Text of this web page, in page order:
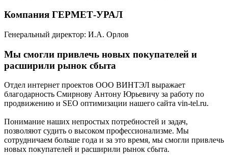
Компания ГЕРМЕТ-УРАЛ
Генеральный директор: И.А. Орлов
Мы смогли привлечь новых покупателей и
расширили рынок сбыта
Отдел интернет проектов ООО ВИНТЭЛ выражает
благодарность Смирнову Антону Юрьевичу за работу по
продвижению и SEO оптимизации нашего сайта vin-tel.ru.
Понимание наших непростых потребностей и задач,
позволяют судить о высоком профессионализме. Мы
сотрудничаем больше года и за это время, мы смогли привлечь
новых покупателей и расширили рынок сбыта.